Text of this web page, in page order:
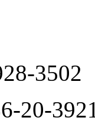
3502
20-